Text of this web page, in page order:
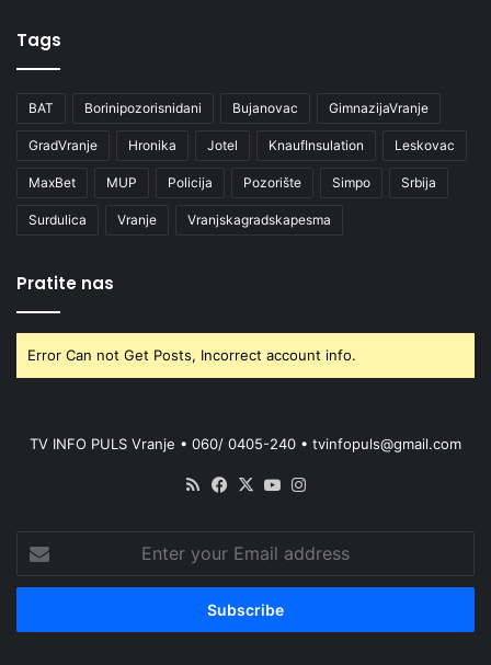
Tags
BAT Borinipozorisnidani Bujanovac GimnazijaVranje
GradVranje Hronika Jotel KnaufInsulation Leskovac
MaxBet MUP Policija Pozorište Simpo Srbija
Surdulica Vranje Vranjskagradskapesma
Pratite nas
Error Can not Get Posts, Incorrect account info.
TV INFO PULS Vranje • 060/ 0405-240 • tvinfopuls@gmail.com
RSS Facebook
X YouTube
your
Email